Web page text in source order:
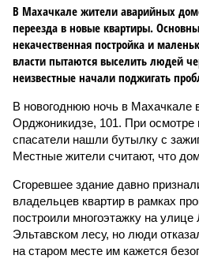
В Махачкале жители аварийных
переезда в новые квартиры.
некачественная постройка и
власти пытаются выселить людей
неизвестные начали поджигать
В новогоднюю ночь в Махачкале
Орджоникидзе, 101. При осмотре
спасатели нашли бутылку с
Местные жители считают, что
Сгоревшее здание давно
владельцев квартир в рамках
построили многоэтажку на улице
Эльтавском лесу, но люди
на старом месте им кажется